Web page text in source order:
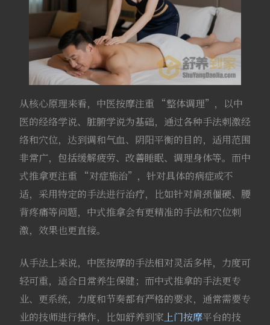
从核心原理来看，中医按摩注重 “整体调理”，以中
医的经络学说、脏腑学说为基础，通过各种手法刺激经
络和穴位，达到调和气血、阴阳平衡的目的，适用范围
非常广，包括缓解疲劳、改善睡眠、调理身体等。而中
式推拿更注重 “对症施治”，针对具体的病症或不
适，采用特定的手法进行治疗，比如针对肩颈僵硬、腰
背疼痛等问题，中式推拿会有更精准的手法和穴位刺
激，效果也更直接。
从手法上来说，中医按摩的手法相对灵活多样，力度可
轻可重，适合日常养生保健；而中式推拿的手法更专
业、更系统，力度和节奏都有严格的要求，通常需要专
业的技师进行操作，比如舒养到家 上门按摩平台的技